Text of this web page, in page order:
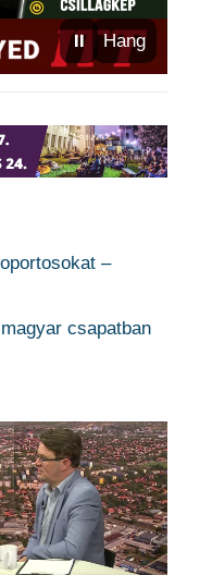
⏸ Hang
–
csapatban